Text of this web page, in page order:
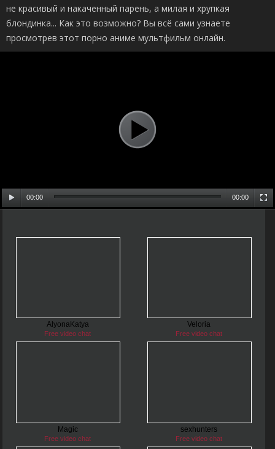
не красивый и накаченный парень, а милая и хрупкая
блондинка... Как это возможно? Вы всё сами узнаете
просмотрев этот порно аниме мультфильм онлайн.
00:00 00:00